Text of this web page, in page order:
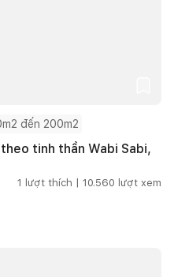
đến 200m2
tinh thần Wabi Sabi,
1 lượt thích | 10.560 lượt xem